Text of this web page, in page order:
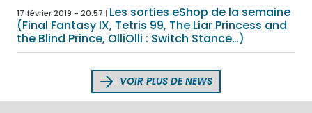
17 février 2019 - 20:57
Les sorties eShop de la semaine
(Final Fantasy IX, Tetris 99, The Liar Princess and
the Blind Prince, OlliOlli : Switch Stance…)
VOIR PLUS DE NEWS